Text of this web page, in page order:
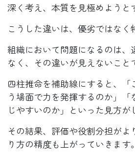
深く考え、本質を見極めようと
こうした違いは、優劣ではなく
組織において問題になるのは、
なく、その違いが見えないこと
四柱推命を補助線にすると、「
う場面で力を発揮するのか」
じやすいのか」といった見方が
その結果、評価や役割分担がよ
り方の精度も上がっていきます。